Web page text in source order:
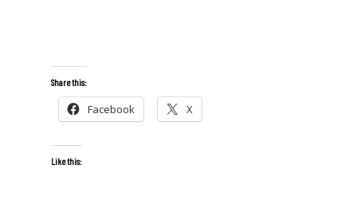
Share this:
Facebook X
Like this: